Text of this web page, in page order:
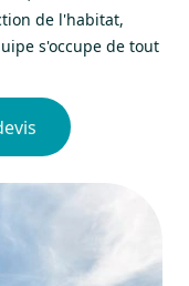
de l'habitat,
s'occupe de tout